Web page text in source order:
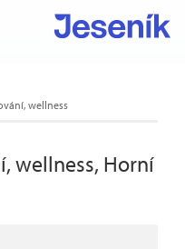
wellness
wellness, Horní